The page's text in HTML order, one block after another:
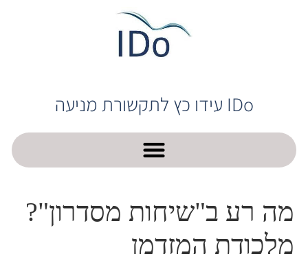
IDo עידו כץ לתקשורת מניעה
מה רע ב"שיחות מסדרון"?
מלכודת המזדמן